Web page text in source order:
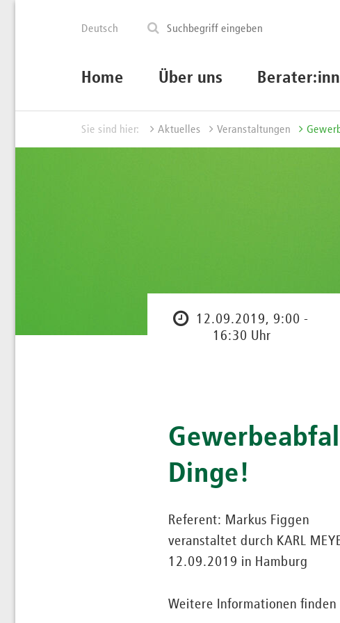
Deutsch
Home Über uns
Sie sind hier: Aktuelles Veranstaltungen
12.09.2019, 9:00 -
16:30 Uhr
Dinge!
Referent: Markus Figgen
veranstaltet durch KARL
12.09.2019 in Hamburg
Weitere Informationen finden